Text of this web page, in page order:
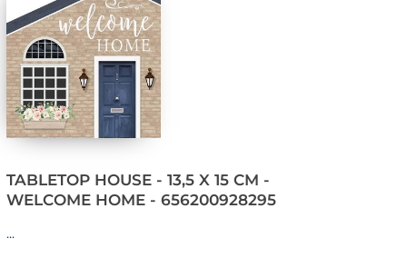
TABLETOP HOUSE - 13,5 X 15 CM -
WELCOME HOME - 656200928295
...